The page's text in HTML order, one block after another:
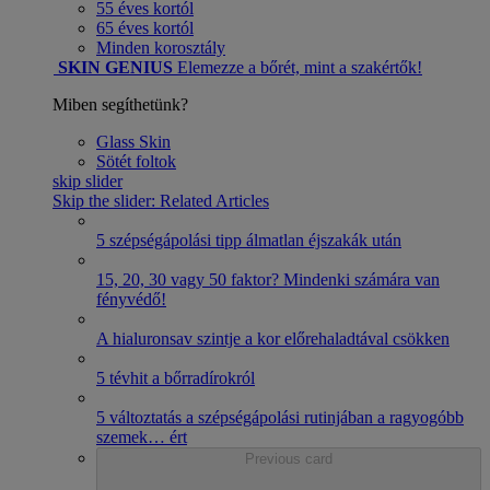
55 éves kortól
65 éves kortól
Minden korosztály
SKIN GENIUS Elemezze a bőrét, mint a szakértők!
Miben segíthetünk?
Glass Skin
Sötét foltok
skip slider
Skip the slider: Related Articles
5 szépségápolási tipp álmatlan éjszakák után
15, 20, 30 vagy 50 faktor? Mindenki számára van
fényvédő!
A hialuronsav szintje a kor előrehaladtával csökken
5 tévhit a bőrradírokról
5 változtatás a szépségápolási rutinjában a ragyogóbb
szemek… ért
Previous card